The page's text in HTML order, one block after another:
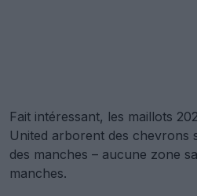
Fait intéressant, les maillots
United arborent des chevrons
des manches – aucune zone
manches.